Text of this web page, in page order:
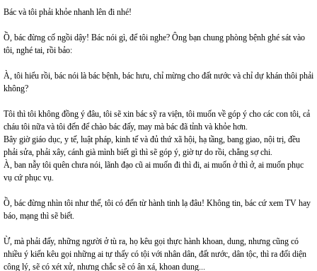
Bác và tôi phải khỏe nhanh lên đi nhé!
Ồ, bác đừng cố ngồi dậy! Bác nói gì, để tôi nghe? Ông bạn chung phòng bệnh ghé sát vào
tôi, nghé tai, rồi bảo:
À, tôi hiểu rồi, bác nói là bác bệnh, bác hưu, chỉ mừng cho đất nước và chỉ dự khán thôi phải
không?
Tôi thì tôi không đồng ý đâu, tôi sẽ xin bác sỹ ra viện, tôi muốn về góp ý cho các con tôi, cả
cháu tôi nữa và tôi đến để chào bác đấy, may mà bác đã tỉnh và khỏe hơn.
Bây giờ giáo dục, y tế, luật pháp, kinh tế và đủ thứ xã hội, hạ tầng, bang giao, nội trị, đều
phải sửa, phải xây, cánh già mình biết gì thì sẽ góp ý, giờ tự do rồi, chẳng sợ chi.
À, ban nẫy tôi quên chưa nói, lãnh đạo cũ ai muốn đi thì đi, ai muốn ở thì ở, ai muốn phục
vụ cứ phục vụ.
Ồ, bác đừng nhìn tôi như thế, tôi có đến từ hành tinh lạ đâu! Không tin, bác cứ xem TV hay
báo, mạng thì sẽ biết.
Ừ, mà phải đấy, những người ở tù ra, họ kêu gọi thực hành khoan, dung, nhưng cũng có
nhiều ý kiến kêu gọi những ai tự thấy có tội với nhân dân, đất nước, dân tộc, thì ra đối diện
công lý, sẽ có xét xử, nhưng chắc sẽ có ân xá, khoan dung...